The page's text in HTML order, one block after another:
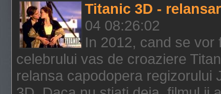
Titanic 3D -
04 08:26:02
In 2012, cand se
celebrului vas de croaziere
relansa capodopera regizorului